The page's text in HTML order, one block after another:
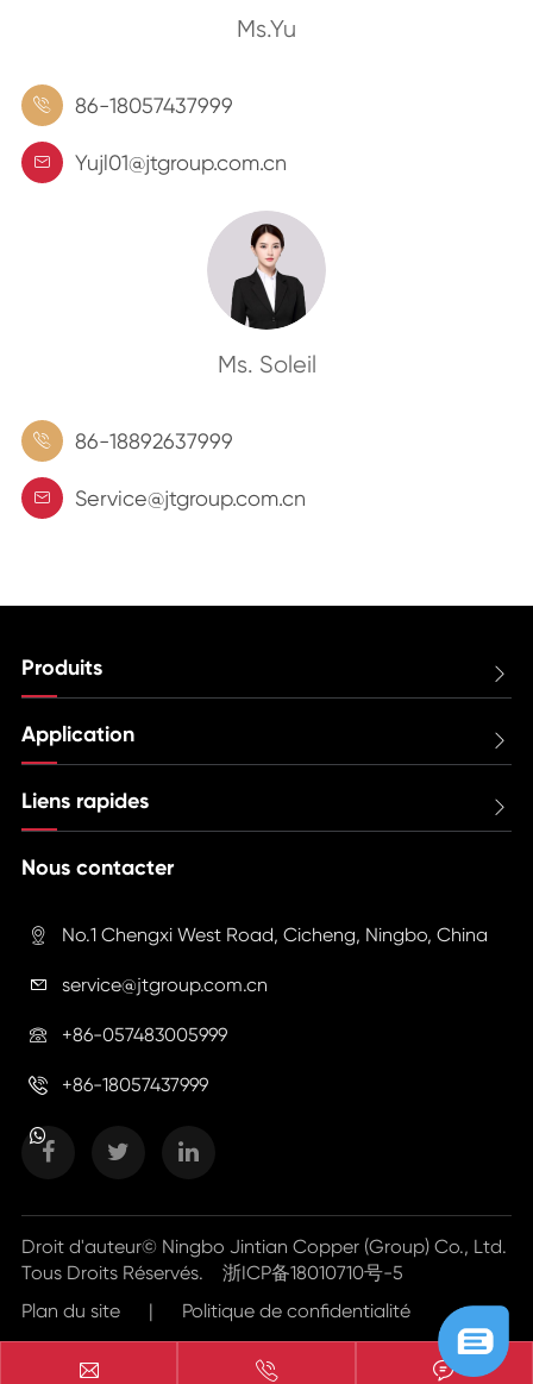
Ms.Yu
 86-18057437999
 Yujl01@jtgroup.com.cn
Ms. Soleil
 86-18892637999
 Service@jtgroup.com.cn
Produits 
Application 
Liens rapides 
Nous contacter
 No.1 Chengxi West Road, Cicheng, Ningbo, China
 service@jtgroup.com.cn
 +86-057483005999
 +86-18057437999
Droit d'auteur© Ningbo Jintian Copper (Group) Co., Ltd.
Tous Droits Réservés. 浙ICP备18010710号-5
Plan du site
| Politique de confidentialité
  